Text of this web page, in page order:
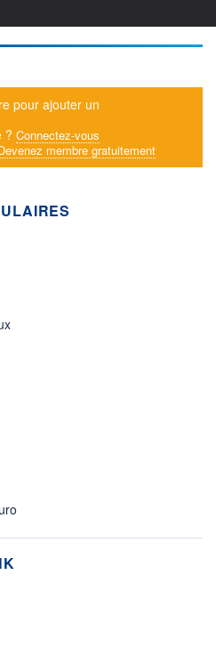
pour ajouter un
? Connectez-vous
membre gratuitement